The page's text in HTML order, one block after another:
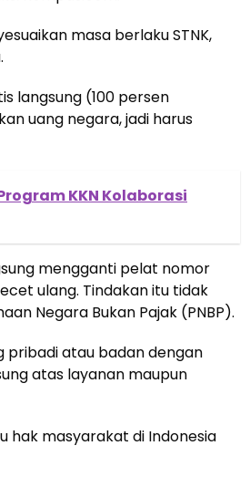
masa berlaku STNK,
langsung (100 persen
uang negara, jadi harus
KKN Kolaborasi
mengganti pelat nomor
ulang. Tindakan itu tidak
Negara Bukan Pajak (PNBP).
pribadi atau badan dengan
atas layanan maupun
hak masyarakat di Indonesia